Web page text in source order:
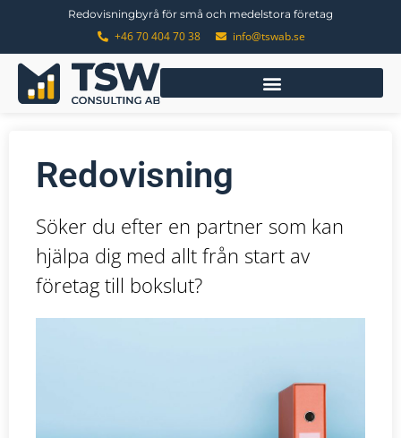
Redovisningbyrå för små och medelstora företag
+46 70 404 70 38 info@tswab.se
Redovisning
Söker du efter en partner som kan
hjälpa dig med allt från start av
företag till bokslut?